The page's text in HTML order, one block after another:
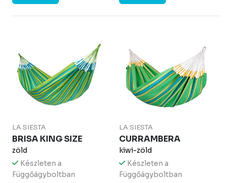
LA SIESTA
BRISA KING SIZE
zöld
Készleten a
Függőágyboltban
LA SIESTA
CURRAMBERA
kiwi-zöld
Készleten a
Függőágyboltban